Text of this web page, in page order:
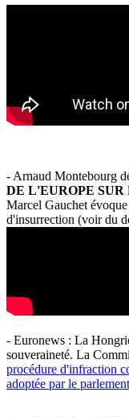
- Arnaud Montebourg
DE L'EUROPE
Marcel Gauchet
d'insurrection (voir du
- Euronews : La
souveraineté. La
procédure d'infraction
adoptée par le